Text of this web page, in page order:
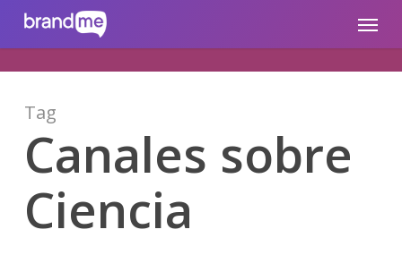
brandme.la Menu
Tag
Canales sobre
Ciencia